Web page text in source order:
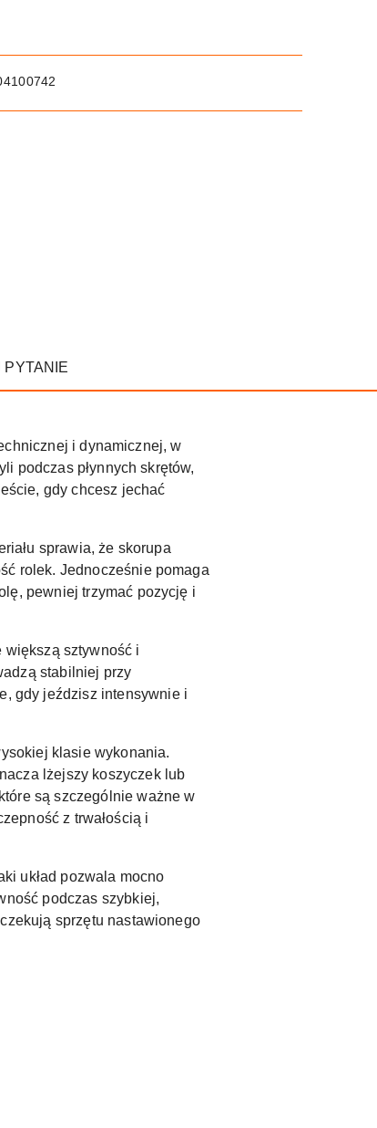
PYTANIE
i dynamicznej, w
podczas płynnych skrętów,
gdy chcesz jechać
sprawia, że skorupa
rolek. Jednocześnie pomaga
pewniej trzymać pozycję i
większą sztywność i
stabilniej przy
gdy jeździsz intensywnie i
klasie wykonania.
lżejszy koszyczek lub
są szczególnie ważne w
z trwałością i
układ pozwala mocno
podczas szybkiej,
sprzętu nastawionego